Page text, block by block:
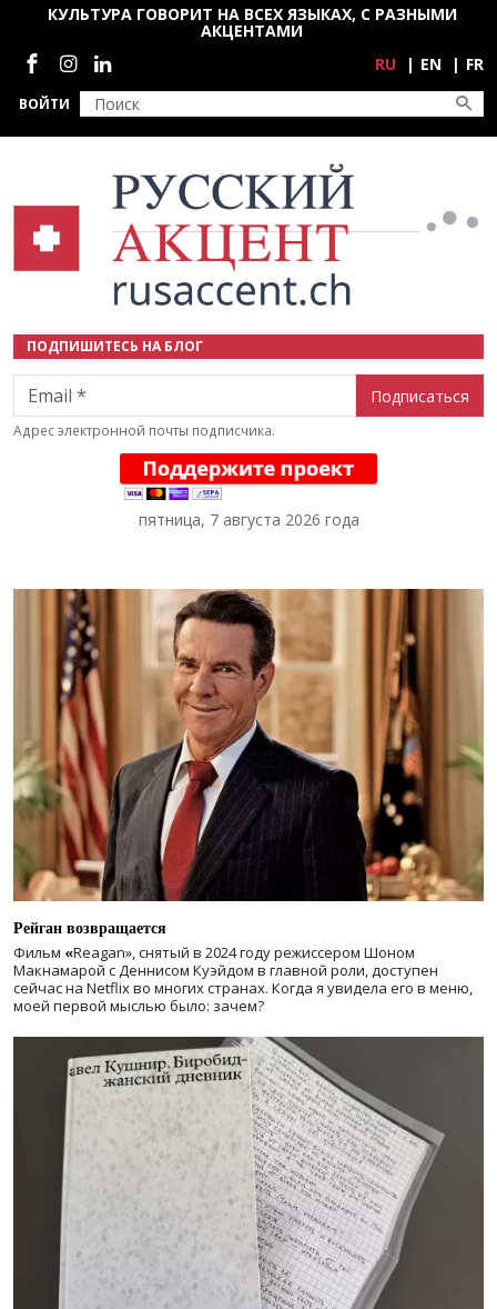
Перейти к основному содержанию
ВОЙТИ
КУЛЬТУРА ГОВОРИТ НА ВСЕХ ЯЗЫКАХ, С РАЗНЫМИ
АКЦЕНТАМИ
Социальные сети
RU EN FR
ПОДПИШИТЕСЬ НА БЛОГ
Email
Адрес электронной почты подписчика.
пятница, 7 августа 2026 года
Рейган возвращается
Фильм «Reagan», снятый в 2024 годурежиссером Шоном
Макнамарой с Деннисом Куэйдом в главной роли, доступен
сейчас на Netflix во многих странах. Когда я увидела его в меню,
моей первой мыслью было: зачем?